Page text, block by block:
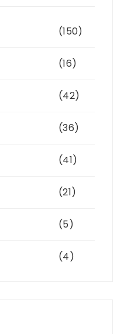
(150)
(16)
(42)
(36)
(41)
(21)
(5)
(4)